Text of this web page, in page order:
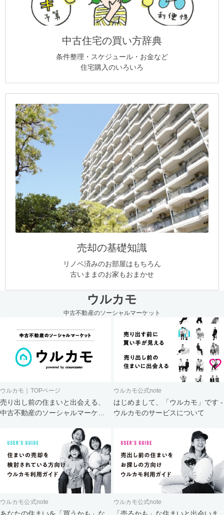
中古住宅の買い方辞典
条件整理・スケジュール・お金など
住宅購入のいろいろ
売却の基礎知識
リノベ済みのお部屋はもちろん
古いままのお家もおまかせ
ウルカモ
中古不動産のソーシャルマーケット
ウルカモ｜TOPページ
売り出し前の住まいと出会える、
中古不動産のソーシャルマーケッ
ウルカモ公式note
はじめまして、「ウルカモ」です -
ウルカモのサービスについて
ウルカモ公式note
あなたの住まいを「買うかも」な
ウルカモ公式note
「売るかも」な住まいと出会いま